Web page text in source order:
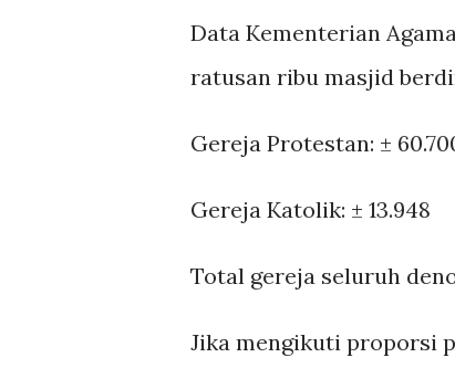
Data Kementerian
ratusan ribu masjid
Gereja Protestan: ±
Gereja Katolik: ± 13.948
Total gereja seluruh
Jika mengikuti proporsi